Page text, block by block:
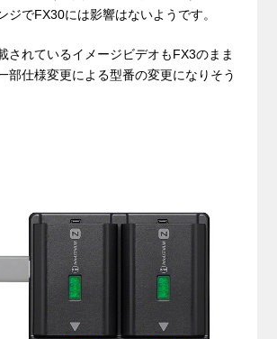
ジでFX30には影響はないようです。
されているイメージビデオもFX3のまま
部仕様変更による型番の変更になりそう